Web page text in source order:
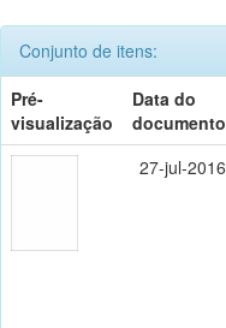
Conjunto de itens:
Pré-
visualização
Data do
documento
27-jul-2016